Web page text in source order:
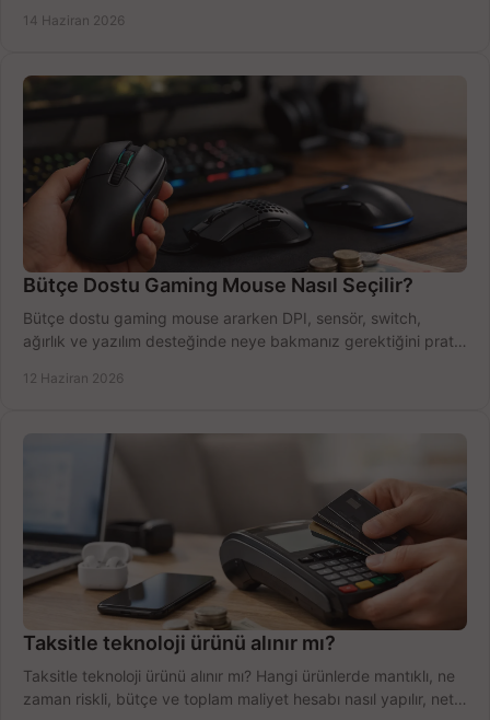
14 Haziran 2026
Bütçe Dostu Gaming Mouse Nasıl Seçilir?
Bütçe dostu gaming mouse ararken DPI, sensör, switch,
ağırlık ve yazılım desteğinde neye bakmanız gerektiğini pratik
12 Haziran 2026
Taksitle teknoloji ürünü alınır mı?
Taksitle teknoloji ürünü alınır mı? Hangi ürünlerde mantıklı, ne
zaman riskli, bütçe ve toplam maliyet hesabı nasıl yapılır, net